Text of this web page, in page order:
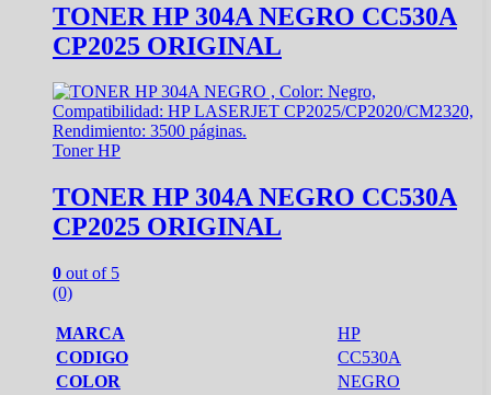
TONER HP 304A NEGRO CC530A
CP2025 ORIGINAL
Toner HP
TONER HP 304A NEGRO CC530A
CP2025 ORIGINAL
0 out of 5
(0)
MARCA
HP
CODIGO
CC530A
COLOR
NEGRO